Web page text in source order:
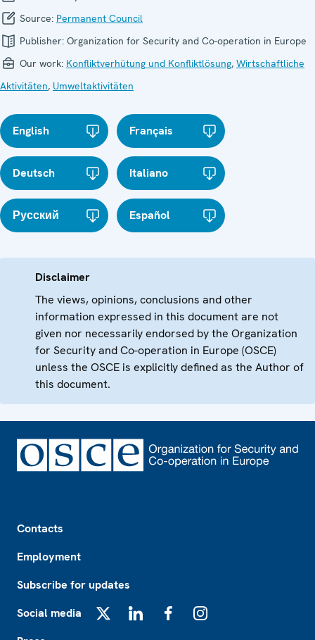
Source: Permanent Council
Publisher: Organization for Security and Co-operation in Europe
Our work: Konfliktverhütung und Konfliktlösung, Wirtschaftliche
Aktivitäten, Umweltaktivitäten
English Français
Deutsch Italiano
Русский Español
Disclaimer
The views, opinions, conclusions and other
information expressed in this document are not
given nor necessarily endorsed by the Organization
for Security and Co-operation in Europe (OSCE)
unless the OSCE is explicitly defined as the Author of
this document.
Contacts
Employment
Subscribe for updates
Social media